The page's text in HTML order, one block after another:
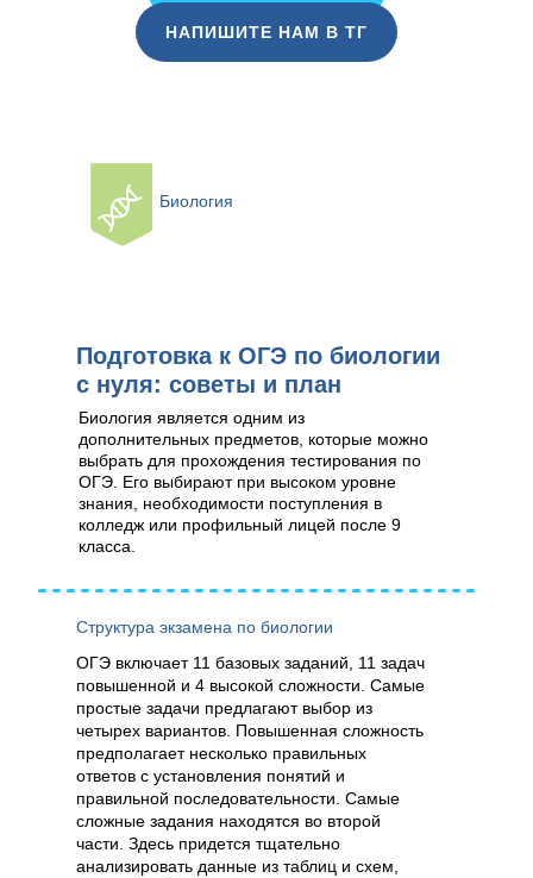
НАПИШИТЕ НАМ В ТГ
Подготовка к ОГЭ по биологии
с нуля: советы и план
Биология является одним из
дополнительных предметов, которые можно
выбрать для прохождения тестирования по
ОГЭ. Его выбирают при высоком уровне
знания, необходимости поступления в
колледж или профильный лицей после 9
класса.
ОГЭ включает 11 базовых заданий, 11 задач
повышенной и 4 высокой сложности. Самые
простые задачи предлагают выбор из
четырех вариантов. Повышенная сложность
предполагает несколько правильных
ответов с установления понятий и
правильной последовательности. Самые
сложные задания находятся во второй
части. Здесь придется тщательно
анализировать данные из таблиц и схем,
Структура экзамена по биологии
Биология